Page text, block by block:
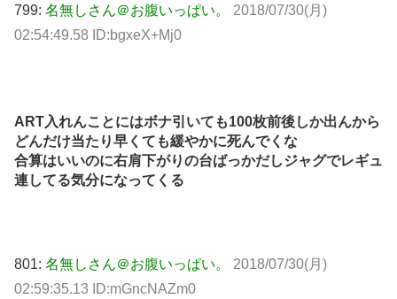
799: 名無しさん＠お腹いっぱい。
2018/07/30(月)
02:54:49.58 ID:bgxeX+Mj0
ART入れんことにはボナ引いても100枚前後しか出んから
どんだけ当たり早くても緩やかに死んでくな
合算はいいのに右肩下がりの台ばっかだしジャグでレギュ
連してる気分になってくる
801: 名無しさん＠お腹いっぱい。
2018/07/30(月)
02:59:35.13 ID:mGncNAZm0